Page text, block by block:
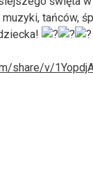
tańców,
share/v/